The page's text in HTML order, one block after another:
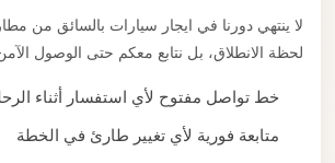
لا ينتهي دورنا في ايجار سيارات بالسائق من
لحظة الانطلاق، بل نتابع معكم حتى الوصول الآمن.
خط تواصل مفتوح لأي استفسار أثناء الرحلة
متابعة فورية لأي تغيير طارئ في الخطة